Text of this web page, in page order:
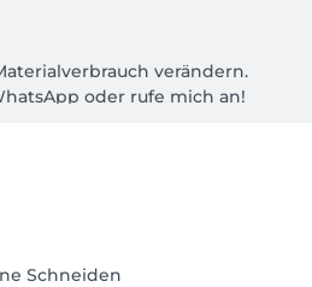
verändern.
oder rufe mich an!
Schneiden